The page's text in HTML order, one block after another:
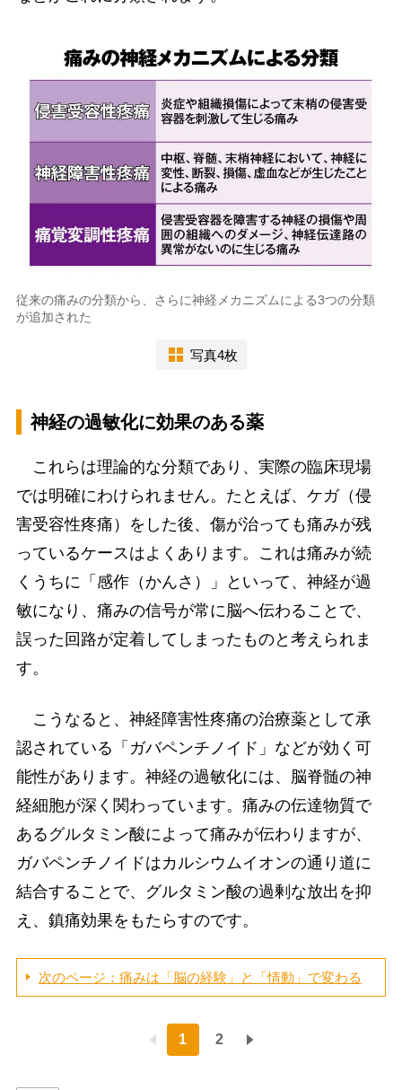
従来の痛みの分類から、さらに神経メカニズムによる3つの分類
が追加された
写真4枚
神経の過敏化に効果のある薬
これらは理論的な分類であり、実際の臨床現場
では明確にわけられません。たとえば、ケガ（侵
害受容性疼痛）をした後、傷が治っても痛みが残
っているケースはよくあります。これは痛みが続
くうちに「感作（かんさ）」といって、神経が過
敏になり、痛みの信号が常に脳へ伝わることで、
誤った回路が定着してしまったものと考えられま
す。
こうなると、神経障害性疼痛の治療薬として承
認されている「ガバペンチノイド」などが効く可
能性があります。神経の過敏化には、脳脊髄の神
経細胞が深く関わっています。痛みの伝達物質で
あるグルタミン酸によって痛みが伝わりますが、
ガバペンチノイドはカルシウムイオンの通り道に
結合することで、グルタミン酸の過剰な放出を抑
え、鎮痛効果をもたらすのです。
次のページ：痛みは「脳の経験」と「情動」で変わる
1 2